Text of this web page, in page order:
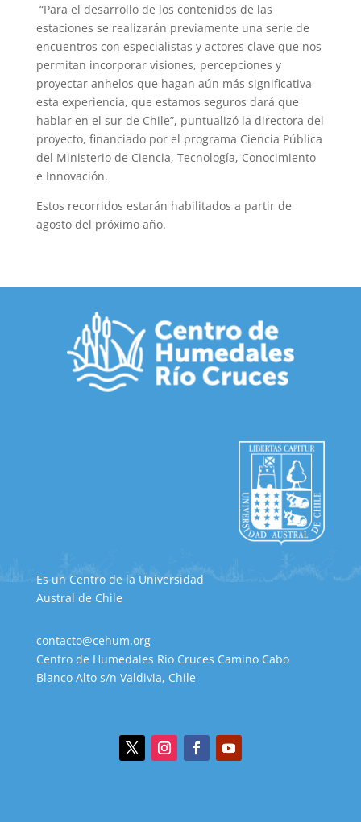
“Para el desarrollo de los contenidos de las
estaciones se realizarán previamente una serie de
encuentros con especialistas y actores clave que nos
permitan incorporar visiones, percepciones y
proyectar anhelos que hagan aún más significativa
esta experiencia, que estamos seguros dará que
hablar en el sur de Chile”, puntualizó la directora del
proyecto, financiado por el programa Ciencia Pública
del Ministerio de Ciencia, Tecnología, Conocimiento
e Innovación.
Estos recorridos estarán habilitados a partir de
agosto del próximo año.
Es un Centro de la Universidad
Austral de Chile
contacto@cehum.org
Centro de Humedales Río Cruces Camino Cabo
Blanco Alto s/n Valdivia, Chile